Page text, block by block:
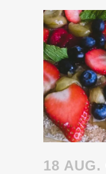
18 AUG.